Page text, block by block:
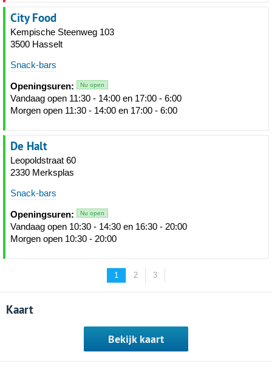
City Food
Kempische Steenweg 103
3500 Hasselt
Snack-bars
Openingsuren: Nu open
Vandaag open 11:30 - 14:00 en 17:00 - 6:00
Morgen open 11:30 - 14:00 en 17:00 - 6:00
De Halt
Leopoldstraat 60
2330 Merksplas
Snack-bars
Openingsuren: Nu open
Vandaag open 10:30 - 14:30 en 16:30 - 20:00
Morgen open 10:30 - 20:00
1 2 3
Kaart
Bekijk kaart